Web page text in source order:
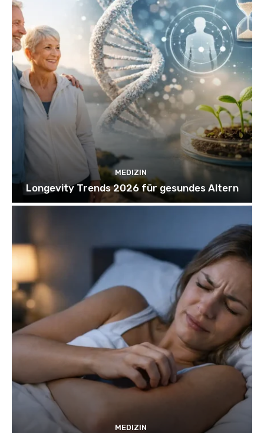
MEDIZIN
Longevity Trends 2026 für gesundes Altern
MEDIZIN